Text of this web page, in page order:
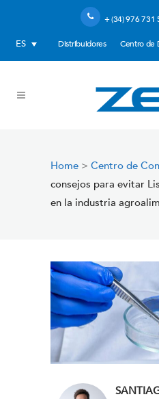
+ (34) 976 731
ES Distribuidores Centro de
Home > Centro de
consejos para evitar
en la industria